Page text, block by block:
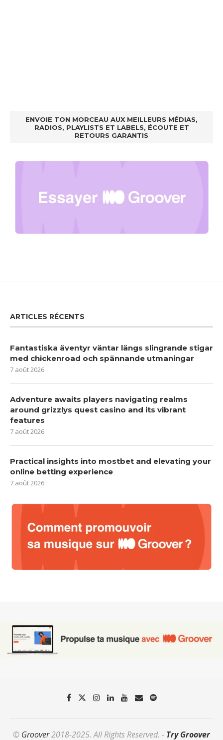
ENVOIE TON MORCEAU AUX MEILLEURS MÉDIAS,
RADIOS, PLAYLISTS ET LABELS, ÉCOUTE ET
RETOURS GARANTIS
ARTICLES RÉCENTS
Fantastiska äventyr väntar längs slingrande stigar
med chickenroad och spännande utmaningar
7 août 2026
Adventure awaits players navigating realms
around grizzlys quest casino and its vibrant
features
7 août 2026
Practical insights into mostbet and elevating your
online betting experience
7 août 2026
© Groover2018-2025. All Rights Reserved. - Try Groover